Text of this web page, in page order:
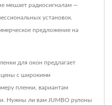
мешает радиосигналам —
установок.
предложение на
для окон предлагает
цены с широкими
пленки, вариантам
Нужны ли вам JUMBO рулоны